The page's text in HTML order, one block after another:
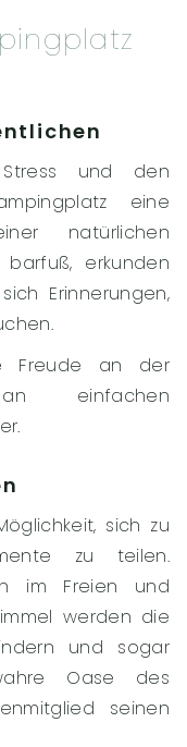
und den
eine
natürlichen
erkunden
Erinnerungen,
Freude an der
einfachen
sich zu
zu teilen.
im Freien und
werden die
und sogar
Oase des
seinen